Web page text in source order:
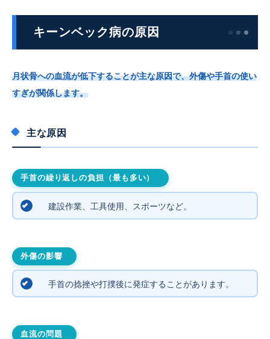
キーンベック病の原因
月状骨への血流が低下することが主な原因で、外傷や手首の使い
すぎが関係します。
主な原因
手首の繰り返しの負担（最も多い）
建設作業、工具使用、スポーツなど。
外傷の影響
手首の捻挫や打撲後に発症することがあります。
血流の問題